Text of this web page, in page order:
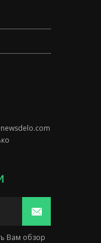
Вам обзор